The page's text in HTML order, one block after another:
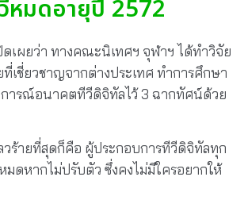
มดอายุปี 2572
ดเผยว่า ทางคณะนิเทศฯ จุฬาฯ ได้ทำวิจัย
เชี่ยวชาญจากต่างประเทศ ทำการศึกษา
ารณ์อนาคตทีวีดิจิทัลไว้ 3 ฉากทัศน์ด้วย
วร้ายที่สุดก็คือ ผู้ประกอบการทีวีดิจิทัลทุก
มดหากไม่ปรับตัว ซึ่งคงไม่มีใครอยากให้